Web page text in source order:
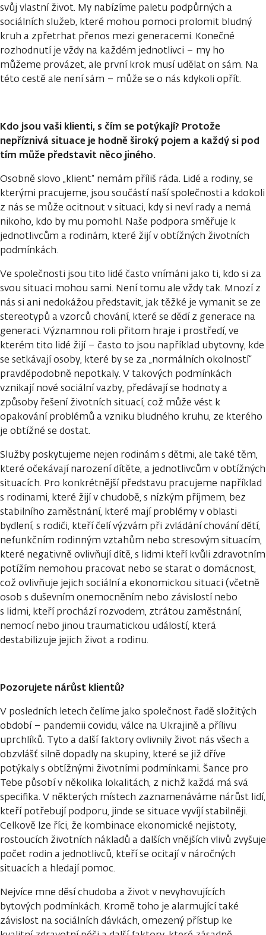
svůj vlastní život. My nabízíme paletu podpůrných a
sociálních služeb, které mohou pomoci prolomit bludný
kruh a zpřetrhat přenos mezi generacemi. Konečné
rozhodnutí je vždy na každém jednotlivci – my ho
můžeme provázet, ale první krok musí udělat on sám. Na
této cestě ale není sám – může se o nás kdykoli opřít.
Kdo jsou vaši klienti, s čím se potýkají? Protože
nepříznivá situace je hodně široký pojem a každý si pod
tím může představit něco jiného.
Osobně slovo „klient“ nemám příliš ráda. Lidé a rodiny, se
kterými pracujeme, jsou součástí naší společnosti a kdokoli
z nás se může ocitnout v situaci, kdy si neví rady a nemá
nikoho, kdo by mu pomohl. Naše podpora směřuje k
jednotlivcům a rodinám, které žijí v obtížných životních
podmínkách.
Ve společnosti jsou tito lidé často vnímáni jako ti, kdo si za
svou situaci mohou sami. Není tomu ale vždy tak. Mnozí z
nás si ani nedokážou představit, jak těžké je vymanit se ze
stereotypů a vzorců chování, které se dědí z generace na
generaci. Významnou roli přitom hraje i prostředí, ve
kterém tito lidé žijí – často to jsou například ubytovny, kde
se setkávají osoby, které by se za „normálních okolností“
pravděpodobně nepotkaly. V takových podmínkách
vznikají nové sociální vazby, předávají se hodnoty a
způsoby řešení životních situací, což může vést k
opakování problémů a vzniku bludného kruhu, ze kterého
je obtížné se dostat.
Služby poskytujeme nejen rodinám s dětmi, ale také těm,
které očekávají narození dítěte, a jednotlivcům v obtížných
situacích. Pro konkrétnější představu pracujeme například
s rodinami, které žijí v chudobě, s nízkým příjmem, bez
stabilního zaměstnání, které mají problémy v oblasti
bydlení, s rodiči, kteří čelí výzvám při zvládání chování dětí,
nefunkčním rodinným vztahům nebo stresovým situacím,
které negativně ovlivňují dítě, s lidmi kteří kvůli zdravotním
potížím nemohou pracovat nebo se starat o domácnost,
což ovlivňuje jejich sociální a ekonomickou situaci (včetně
osob s duševním onemocněním nebo závislostí nebo
s lidmi, kteří prochází rozvodem, ztrátou zaměstnání,
nemocí nebo jinou traumatickou událostí, která
destabilizuje jejich život a rodinu.
Pozorujete nárůst klientů?
V posledních letech čelíme jako společnost řadě složitých
období – pandemii covidu, válce na Ukrajině a přílivu
uprchlíků. Tyto a další faktory ovlivnily život nás všech a
obzvlášť silně dopadly na skupiny, které se již dříve
potýkaly s obtížnými životními podmínkami. Šance pro
Tebe působí v několika lokalitách, z nichž každá má svá
specifika. V některých místech zaznamenáváme nárůst lidí,
kteří potřebují podporu, jinde se situace vyvíjí stabilněji.
Celkově lze říci, že kombinace ekonomické nejistoty,
rostoucích životních nákladů a dalších vnějších vlivů zvyšuje
počet rodin a jednotlivců, kteří se ocitají v náročných
situacích a hledají pomoc.
Nejvíce mne děsí chudoba a život v nevyhovujících
bytových podmínkách. Kromě toho je alarmující také
závislost na sociálních dávkách, omezený přístup ke